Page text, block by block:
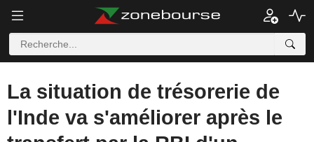
La situation de trésorerie de
l'Inde va s'améliorer après le